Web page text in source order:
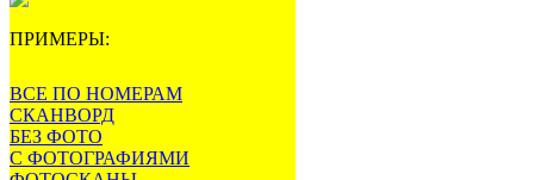
ПРИМЕРЫ:
ВСЕ ПО НОМЕРАМ
СКАНВОРД
БЕЗ ФОТО
С ФОТОГРАФИЯМИ